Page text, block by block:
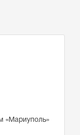
«Мариуполь»